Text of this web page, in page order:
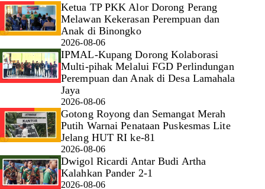
Ketua TP PKK Alor Dorong Perang
Melawan Kekerasan Perempuan dan
Anak di Binongko
2026-08-06
IPMAL-Kupang Dorong Kolaborasi
Multi-pihak Melalui FGD Perlindungan
Perempuan dan Anak di Desa Lamahala
Jaya
2026-08-06
Gotong Royong dan Semangat Merah
Putih Warnai Penataan Puskesmas Lite
Jelang HUT RI ke-81
2026-08-06
Dwigol Ricardi Antar Budi Artha
Kalahkan Pander 2-1
2026-08-06